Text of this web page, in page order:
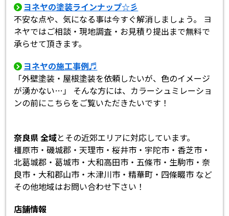
ヨネヤの塗装ラインナップ☆彡
不安な点や、気になる事は今すぐ解消しましょう。 ヨ
ネヤではご相談・現地調査・お見積り提出まで無料で
承らせて頂きます。
ヨネヤの施工事例♬
「外壁塗装・屋根塗装を依頼したいが、色のイメージ
が湧かない…」 そんな方には、カラーシュミレーショ
ンの前にこちらをご覧いただきたいです！
奈良県 全域とその近郊エリアに対応しています。
橿原市・磯城郡・天理市・桜井市・宇陀市・香芝市・
北葛城郡・葛城市・大和高田市・五條市・生駒市・奈
良市・大和郡山市・木津川市・精華町・四條畷市 など
その他地域はお問い合わせ下さい！
店舗情報